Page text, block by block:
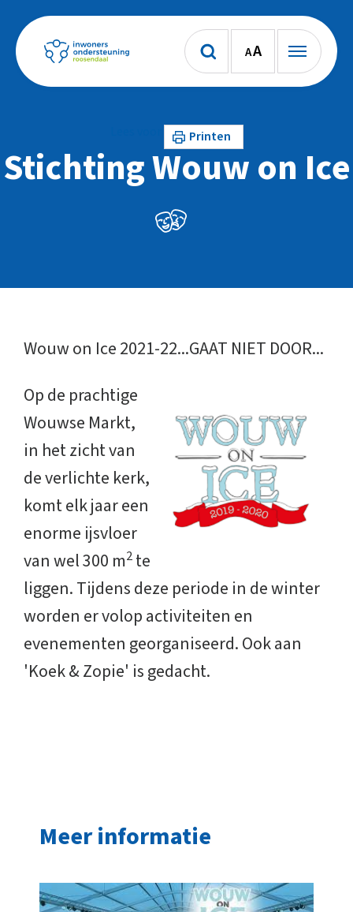
AA
Printen
Stichting Wouw on Ice
Wouw on Ice 2021-22...GAAT NIET DOOR...
Op de prachtige
Wouwse Markt,
in het zicht van
de verlichte kerk,
komt elk jaar een
enorme ijsvloer
van wel 300 m2 te
liggen. Tijdens deze periode in de winter
worden er volop activiteiten en
evenementen georganiseerd. Ook aan
'Koek & Zopie' is gedacht.
Meer informatie